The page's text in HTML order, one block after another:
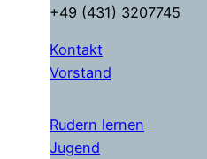
+49 (431) 3207745
Kontakt
Vorstand
Rudern lernen
Jugend